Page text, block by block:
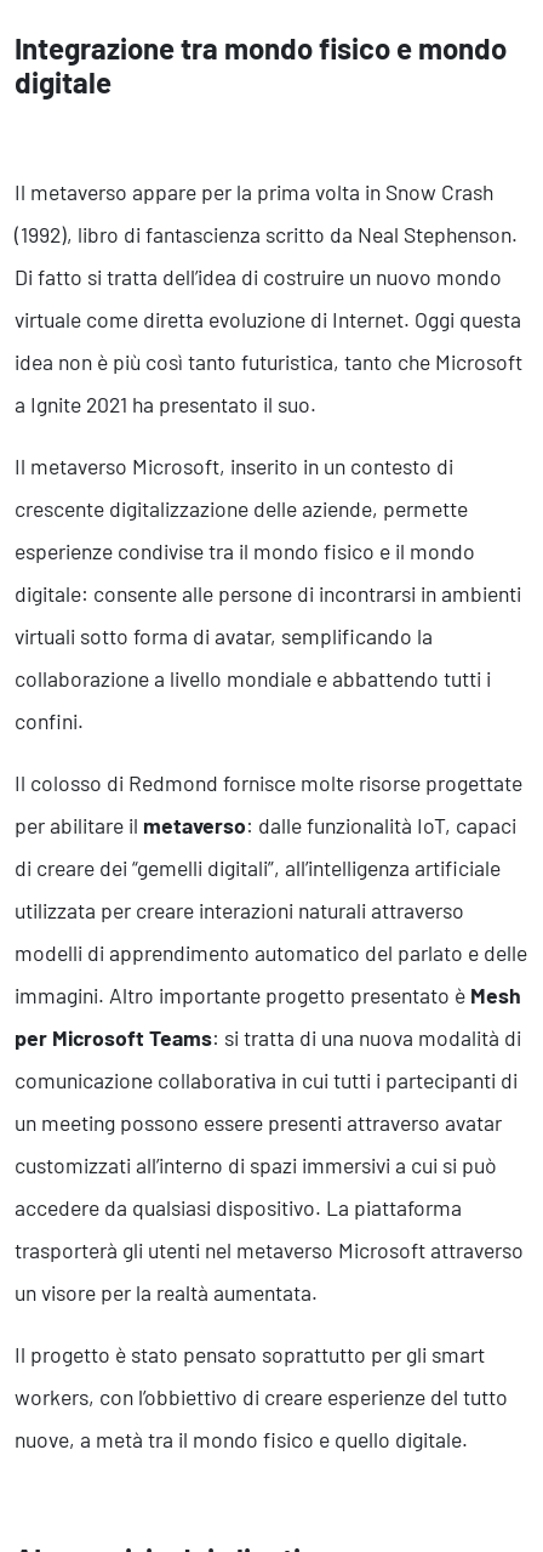
Integrazione tra mondo fisico e mondo
digitale
Il metaverso appare per la prima volta in Snow Crash
(1992), libro di fantascienza scritto da Neal Stephenson.
Di fatto si tratta dell’idea di costruire un nuovo mondo
virtuale come diretta evoluzione di Internet. Oggi questa
idea non è più così tanto futuristica, tanto che Microsoft
a Ignite 2021 ha presentato il suo.
Il metaverso Microsoft, inserito in un contesto di
crescente digitalizzazione delle aziende, permette
esperienze condivise tra il mondo fisico e il mondo
digitale: consente alle persone di incontrarsi in ambienti
virtuali sotto forma di avatar, semplificando la
collaborazione a livello mondiale e abbattendo tutti i
confini.
Il colosso di Redmond fornisce molte risorse progettate
per abilitare il metaverso: dalle funzionalità IoT, capaci
di creare dei “gemelli digitali”, all’intelligenza artificiale
utilizzata per creare interazioni naturali attraverso
modelli di apprendimento automatico del parlato e delle
immagini. Altro importante progetto presentato è Mesh
per Microsoft Teams: si tratta di una nuova modalità di
comunicazione collaborativa in cui tutti i partecipanti di
un meeting possono essere presenti attraverso avatar
customizzati all’interno di spazi immersivi a cui si può
accedere da qualsiasi dispositivo. La piattaforma
trasporterà gli utenti nel metaverso Microsoft attraverso
un visore per la realtà aumentata.
Il progetto è stato pensato soprattutto per gli smart
workers, con l’obbiettivo di creare esperienze del tutto
nuove, a metà tra il mondo fisico e quello digitale.